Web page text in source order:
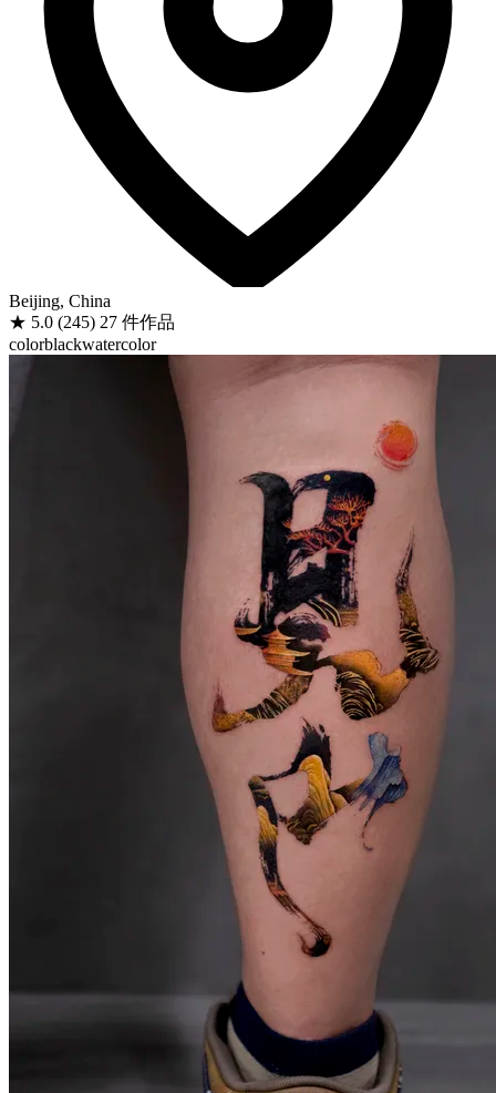
Beijing, China
★ 5.0 (245) 27 件作品
colorblackwatercolor